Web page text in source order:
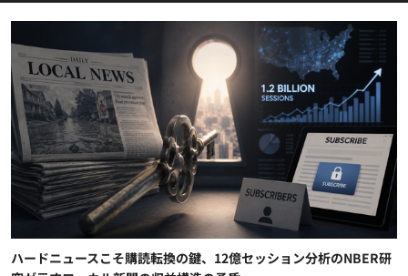
ハードニュースこそ購読転換の鍵、12億セッション分析のNBER研